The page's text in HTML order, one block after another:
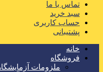
تماس با ما
سبد خرید
حساب کاربری
پشتیبانی
خانه
فروشگاه
ملزومات